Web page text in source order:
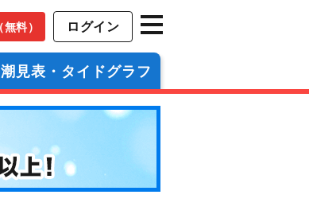
無料） ログイン
潮見表・タイドグラフ